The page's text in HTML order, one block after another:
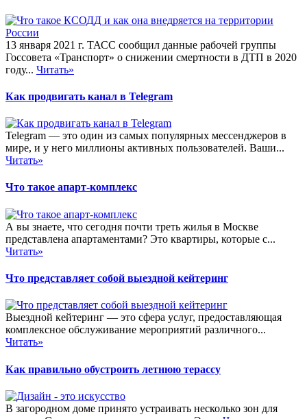
13 января 2021 г. ТАСС сообщил данные рабочей группы
Госсовета «Транспорт» о снижении смертности в ДТП в 2020
году... Читать»
Как продвигать канал в Telegram
Telegram — это один из самых популярных мессенджеров в
мире, и у него миллионы активных пользователей. Ваши...
Читать»
Что такое апарт-комплекс
А вы знаете, что сегодня почти треть жилья в Москве
представлена апартаментами? Это квартиры, которые с...
Читать»
Что представляет собой выездной кейтеринг
Выездной кейтеринг — это сфера услуг, предоставляющая
комплексное обслуживание мероприятий различного...
Читать»
Как правильно обустроить летнюю терассу
В загородном доме принято устраивать несколько зон для